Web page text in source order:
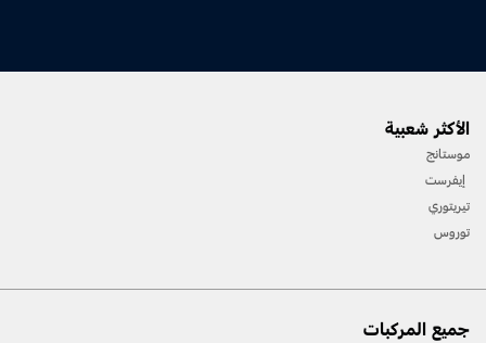
الأكثر شعبية
موستانج
إيفرست
تيريتوري
توروس
جميع المركبات